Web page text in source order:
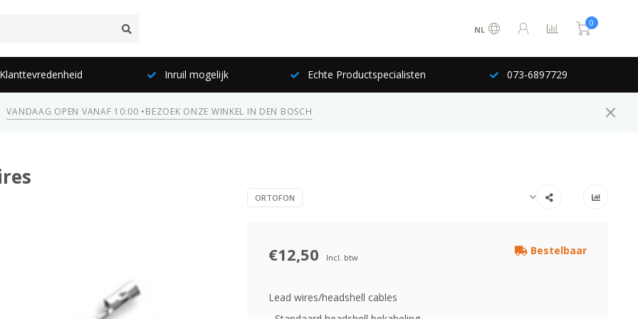
NL
0
Inruil mogelijk Echte Productspecialisten 073-6897729
VANDAAG OPEN VANAF 10:00 •BEZOEK ONZE WINKEL IN DEN BOSCH
ORTOFON
€12,50 Incl. btw
Bestelbaar
Lead wires/headshell cables